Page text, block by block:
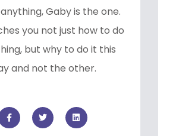
Gaby is the one.
you not just how to do
but why to do it this
and not the other.